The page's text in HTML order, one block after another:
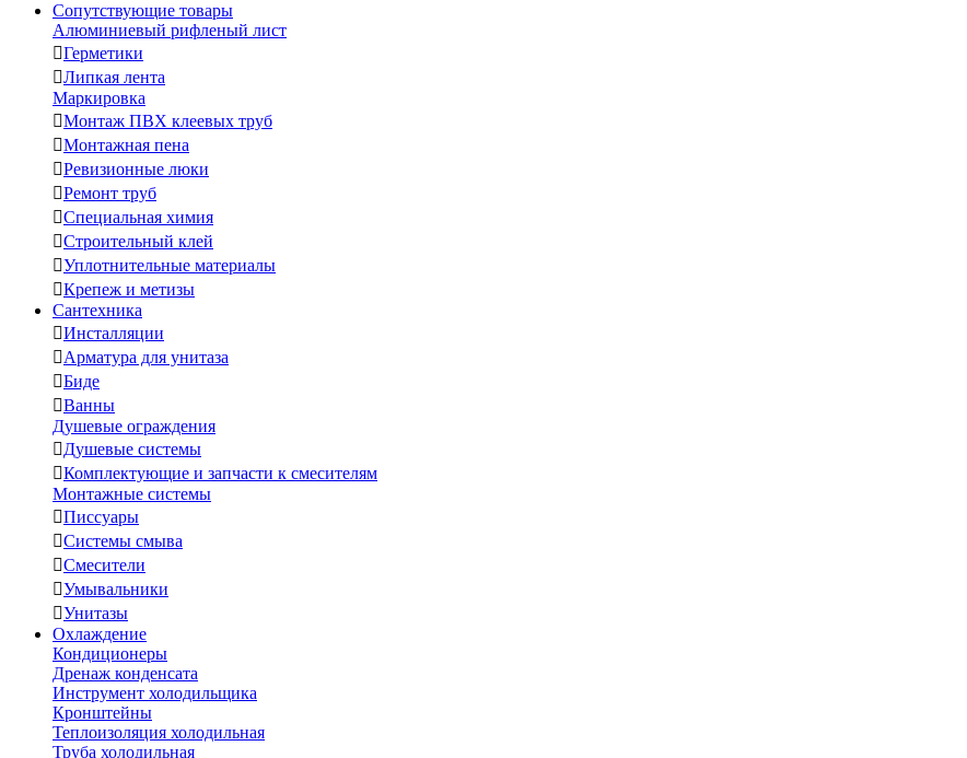
Сопутствующие товары
Алюминиевый рифленый лист
Герметики
Липкая лента
Маркировка
Монтаж ПВХ клеевых труб
Монтажная пена
Ревизионные люки
Ремонт труб
Специальная химия
Строительный клей
Уплотнительные материалы
Крепеж и метизы
Сантехника
Инсталляции
Арматура для унитаза
Биде
Ванны
Душевые ограждения
Душевые системы
Комплектующие и запчасти к смесителям
Монтажные системы
Писсуары
Системы смыва
Смесители
Умывальники
Унитазы
Охлаждение
Кондиционеры
Дренаж конденсата
Инструмент холодильщика
Кронштейны
Теплоизоляция холодильная
Труба холодильная